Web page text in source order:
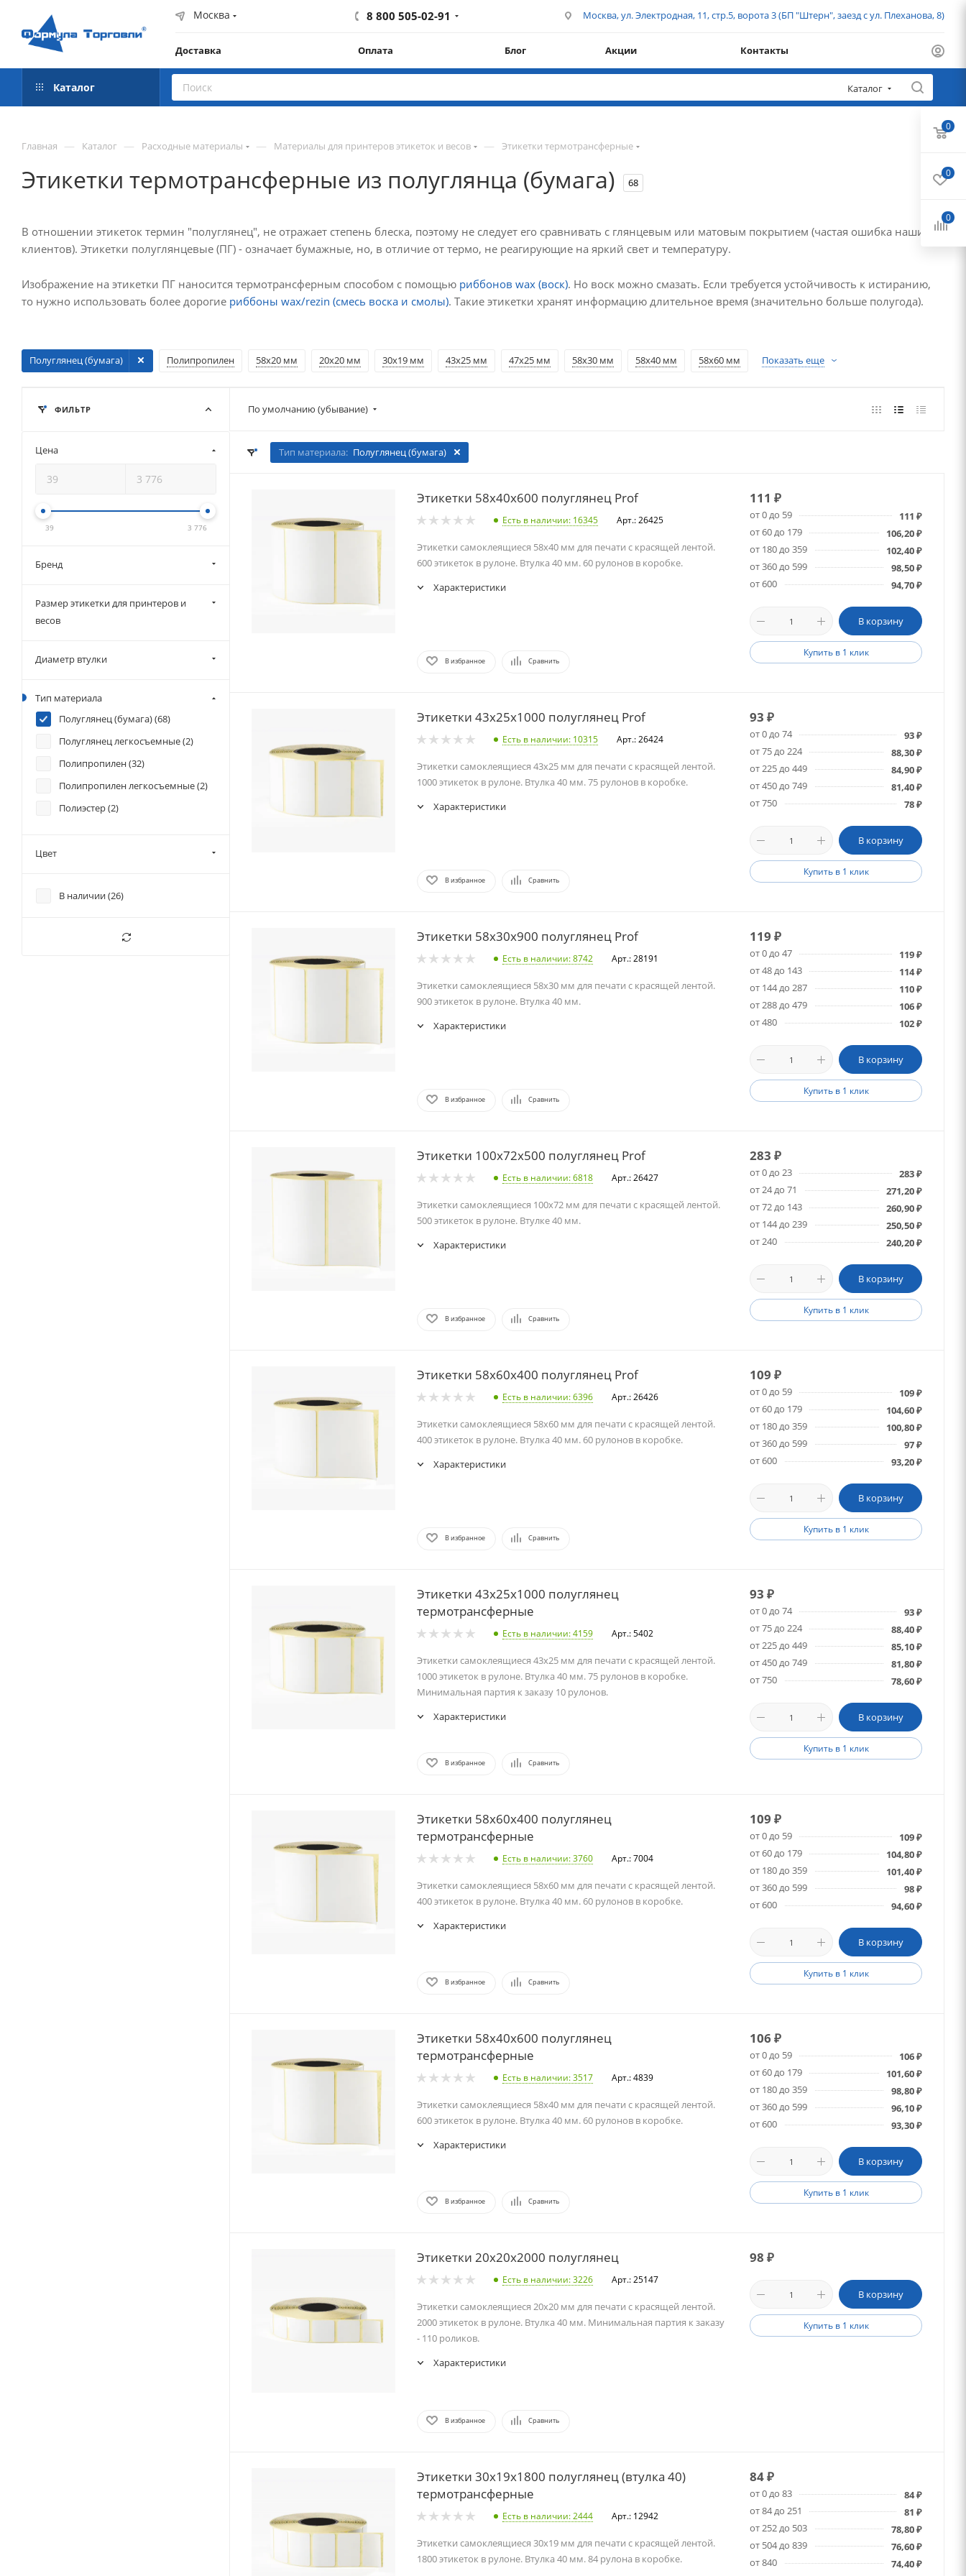
Москва 8 800 505-02-91 Москва, ул. Электродная, 11, стр.5, ворота 3 (БП "Штерн", заезд с ул. Плеханова, 8)
Доставка Оплата Блог Акции Контакты
Каталог Каталог
Главная — Каталог — Расходные материалы — Материалы для принтеров этикеток и весов — Этикетки термотрансферные
Этикетки термотрансферные из полуглянца (бумага) 68
В отношении этикеток термин "полуглянец", не отражает степень блеска, поэтому не следует его сравнивать с глянцевым или матовым покрытием (частая ошибка наших
клиентов). Этикетки полуглянцевые (ПГ) - означает бумажные, но, в отличие от термо, не реагирующие на яркий свет и температуру.
Изображение на этикетки ПГ наносится термотрансферным способом с помощью риббонов wax (воск). Но воск можно смазать. Если требуется устойчивость к истиранию,
то нужно использовать более дорогие риббоны wax/rezin (смесь воска и смолы). Такие этикетки хранят информацию длительное время (значительно больше полугода).
Полипропилен
Полуглянец (бумага) 58х20 мм 20х20 мм 30х19 мм 43х25 мм 47х25 мм 58х30 мм 58х40 мм 58х60 мм Показать еще
По умолчанию (убывание)
Тип материала: Полуглянец (бумага)
Этикетки 58х40х600 полуглянец Prof
Есть в наличии: 16345 Арт.: 26425
Этикетки самоклеящиеся 58х40 мм для печати с красящей лентой.
600 этикеток в рулоне. Втулка 40 мм. 60 рулонов в коробке.
Характеристики
В избранное Сравнить
111 ₽
от 0 до 59 111 ₽
от 60 до 179
106,20₽
от 180 до 359
102,40₽
от 360 до 599
98,50₽
от 600
94,70₽
В корзину
Купить в 1 клик
Этикетки 43х25х1000 полуглянец Prof
Есть в наличии: 10315 Арт.: 26424
Этикетки самоклеящиеся 43х25 мм для печати с красящей лентой.
1000 этикеток в рулоне. Втулка 40 мм. 75 рулонов в коробке.
Характеристики
В избранное Сравнить
93 ₽
от 0 до 74 93₽
от 75 до 224
88,30₽
от 225 до 449
84,90₽
от 450 до 749
81,40₽
от 750
78₽
В корзину
Купить в 1 клик
Этикетки 58х30х900 полуглянец Prof
Есть в наличии: 8742 Арт.: 28191
Этикетки самоклеящиеся 58х30 мм для печати с красящей лентой.
900 этикеток в рулоне. Втулка 40 мм.
Характеристики
В избранное Сравнить
119 ₽
от 0 до 47 119₽
от 48 до 143
114₽
от 144 до 287
110₽
от 288 до 479
106₽
от 480
102₽
В корзину
Купить в 1 клик
Этикетки 100х72х500 полуглянец Prof
Есть в наличии: 6818 Арт.: 26427
Этикетки самоклеящиеся 100х72 мм для печати с красящей лентой.
500 этикеток в рулоне. Втулке 40 мм.
Характеристики
В избранное Сравнить
283 ₽
от 0 до 23 283₽
от 24 до 71
271,20₽
от 72 до 143
260,90₽
от 144 до 239
250,50₽
от 240
240,20₽
В корзину
Купить в 1 клик
Этикетки 58х60х400 полуглянец Prof
Есть в наличии: 6396 Арт.: 26426
Этикетки самоклеящиеся 58х60 мм для печати с красящей лентой.
400 этикеток в рулоне. Втулка 40 мм. 60 рулонов в коробке.
Характеристики
В избранное Сравнить
109 ₽
от 0 до 59 109₽
от 60 до 179
104,60₽
от 180 до 359
100,80₽
от 360 до 599
97₽
от 600
93,20₽
В корзину
Купить в 1 клик
Этикетки 43х25х1000 полуглянец
термотрансферные
Есть в наличии: 4159 Арт.: 5402
Этикетки самоклеящиеся 43х25 мм для печати с красящей лентой.
1000 этикеток в рулоне. Втулка 40 мм. 75 рулонов в коробке.
Минимальная партия к заказу 10 рулонов.
Характеристики
В избранное Сравнить
93 ₽
от 0 до 74 93₽
от 75 до 224
88,40₽
от 225 до 449
85,10₽
от 450 до 749
81,80₽
от 750
78,60₽
В корзину
Купить в 1 клик
Этикетки 58х60х400 полуглянец
термотрансферные
Есть в наличии: 3760 Арт.: 7004
Этикетки самоклеящиеся 58х60 мм для печати с красящей лентой.
400 этикеток в рулоне. Втулка 40 мм. 60 рулонов в коробке.
Характеристики
В избранное Сравнить
109 ₽
от 0 до 59 109₽
от 60 до 179
104,80₽
от 180 до 359
101,40₽
от 360 до 599
98₽
от 600
94,60₽
В корзину
Купить в 1 клик
Этикетки 58х40х600 полуглянец
термотрансферные
Есть в наличии: 3517 Арт.: 4839
Этикетки самоклеящиеся 58х40 мм для печати с красящей лентой.
600 этикеток в рулоне. Втулка 40 мм. 60 рулонов в коробке.
Характеристики
В избранное Сравнить
106 ₽
от 0 до 59 106₽
от 60 до 179
101,60₽
от 180 до 359
98,80₽
от 360 до 599
96,10₽
от 600
93,30₽
В корзину
Купить в 1 клик
Этикетки 20х20х2000 полуглянец
Есть в наличии: 3226 Арт.: 25147
Этикетки самоклеящиеся 20х20 мм для печати с красящей лентой.
2000 этикеток в рулоне. Втулка 40 мм. Минимальная партия к заказу
- 110 роликов.
Характеристики
В избранное Сравнить
98 ₽
В корзину
Купить в 1 клик
Этикетки 30х19х1800 полуглянец (втулка 40)
термотрансферные
Есть в наличии: 2444 Арт.: 12942
Этикетки самоклеящиеся 30х19 мм для печати с красящей лентой.
1800 этикеток в рулоне. Втулка 40 мм. 84 рулона в коробке.
84₽
от 0 до 83 84₽
от 84 до 251
81 ₽
от 252 до 503
78,80₽
от 504 до 839
76,60₽
от 840
74,40₽
ФИЛЬТР
Цена
39 3 776
Бренд
Размер этикетки для принтеров и
весов
Диаметр втулки
Тип материала
Полуглянец (бумага) (68)
Полуглянец легкосъемные (2)
Полипропилен (32)
Полипропилен легкосъемные (2)
Полиэстер (2)
Цвет
В наличии (26)
0
0
0